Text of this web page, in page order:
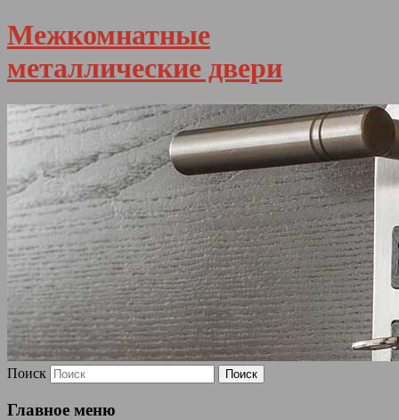
Межкомнатные
металлические двери
Поиск
Главное меню